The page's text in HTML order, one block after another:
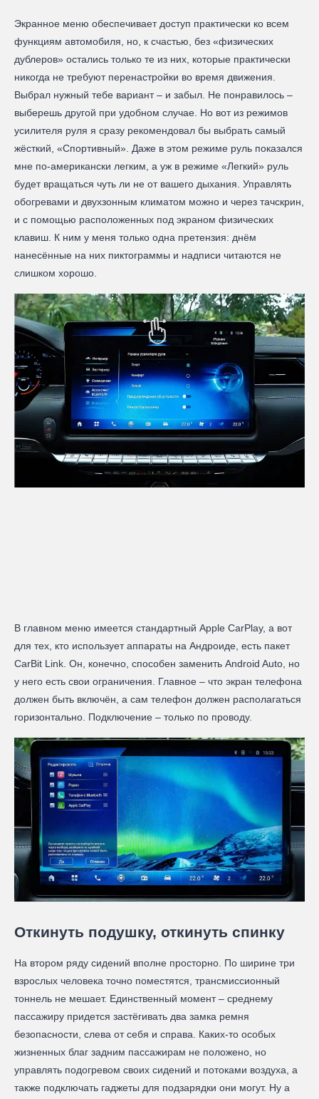
Экранное меню обеспечивает доступ практически ко всем
функциям автомобиля, но, к счастью, без «физических
дублеров» остались только те из них, которые практически
никогда не требуют перенастройки во время движения.
Выбрал нужный тебе вариант – и забыл. Не понравилось –
выберешь другой при удобном случае. Но вот из режимов
усилителя руля я сразу рекомендовал бы выбрать самый
жёсткий, «Спортивный». Даже в этом режиме руль показался
мне по-американски легким, а уж в режиме «Легкий» руль
будет вращаться чуть ли не от вашего дыхания. Управлять
обогревами и двухзонным климатом можно и через тачскрин,
и с помощью расположенных под экраном физических
клавиш. К ним у меня только одна претензия: днём
нанесённые на них пиктограммы и надписи читаются не
слишком хорошо.
В главном меню имеется стандартный Apple CarPlay, а вот
для тех, кто использует аппараты на Андроиде, есть пакет
CarBit Link. Он, конечно, способен заменить Android Auto, но
у него есть свои ограничения. Главное – что экран телефона
должен быть включён, а сам телефон должен располагаться
горизонтально. Подключение – только по проводу.
Откинуть подушку, откинуть спинку
На втором ряду сидений вполне просторно. По ширине три
взрослых человека точно поместятся, трансмиссионный
тоннель не мешает. Единственный момент – среднему
пассажиру придется застёгивать два замка ремня
безопасности, слева от себя и справа. Каких-то особых
жизненных благ задним пассажирам не положено, но
управлять подогревом своих сидений и потоками воздуха, а
также подключать гаджеты для подзарядки они могут. Ну а